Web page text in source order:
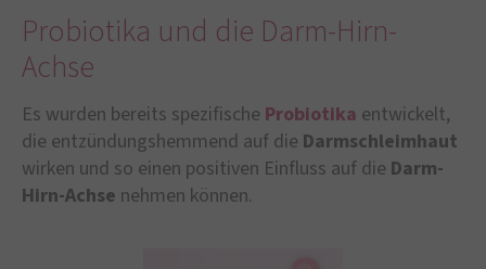
Probiotika und die Darm-Hirn-
Achse
Es wurden bereits spezifische Probiotika entwickelt,
die entzündungshemmend auf die Darmschleimhaut
wirken und so einen positiven Einfluss auf die Darm-
Hirn-Achse nehmen können.